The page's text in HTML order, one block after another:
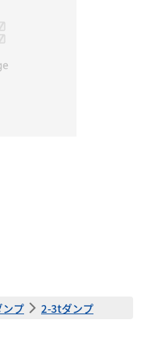
ンプ 2-3tダンプ